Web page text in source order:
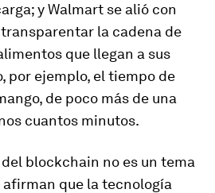
y Walmart se alió con
la cadena de
que llegan a sus
por ejemplo, el tiempo de
de poco más de una
cuantos minutos.
blockchain no es un tema
afirman que la tecnología